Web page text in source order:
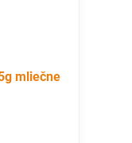
mliečne